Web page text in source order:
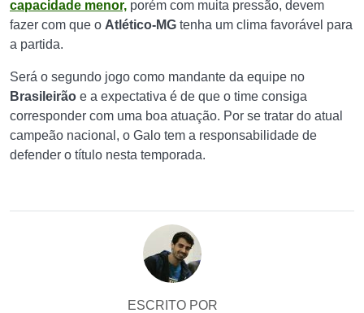
capacidade menor, porém com muita pressão, devem
fazer com que o Atlético-MG tenha um clima favorável para
a partida.
Será o segundo jogo como mandante da equipe no
Brasileirão e a expectativa é de que o time consiga
corresponder com uma boa atuação. Por se tratar do atual
campeão nacional, o Galo tem a responsabilidade de
defender o título nesta temporada.
ESCRITO POR